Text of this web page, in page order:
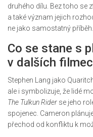
druhého dílu. Bez toho se
a také význam jejich
ne jako samostatný příběh.
Co se stane s
v dalších
Stephen Lang jako
ale i symbolizuje, že lidé
The Tulkun Rider se jeho
spojenec. Cameron
přechod od konfliktu k